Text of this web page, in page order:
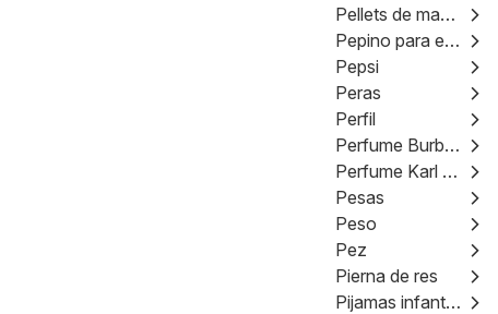
Pellets de madera
Pepino para ensalada
Pepsi
Peras
Perfil
Perfume Burberry London
Perfume Karl Lagerfeld
Pesas
Peso
Pez
Pierna de res
Pijamas infantiles